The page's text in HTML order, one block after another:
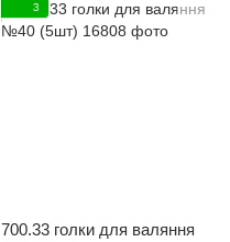
3
700.33 голки для валяння